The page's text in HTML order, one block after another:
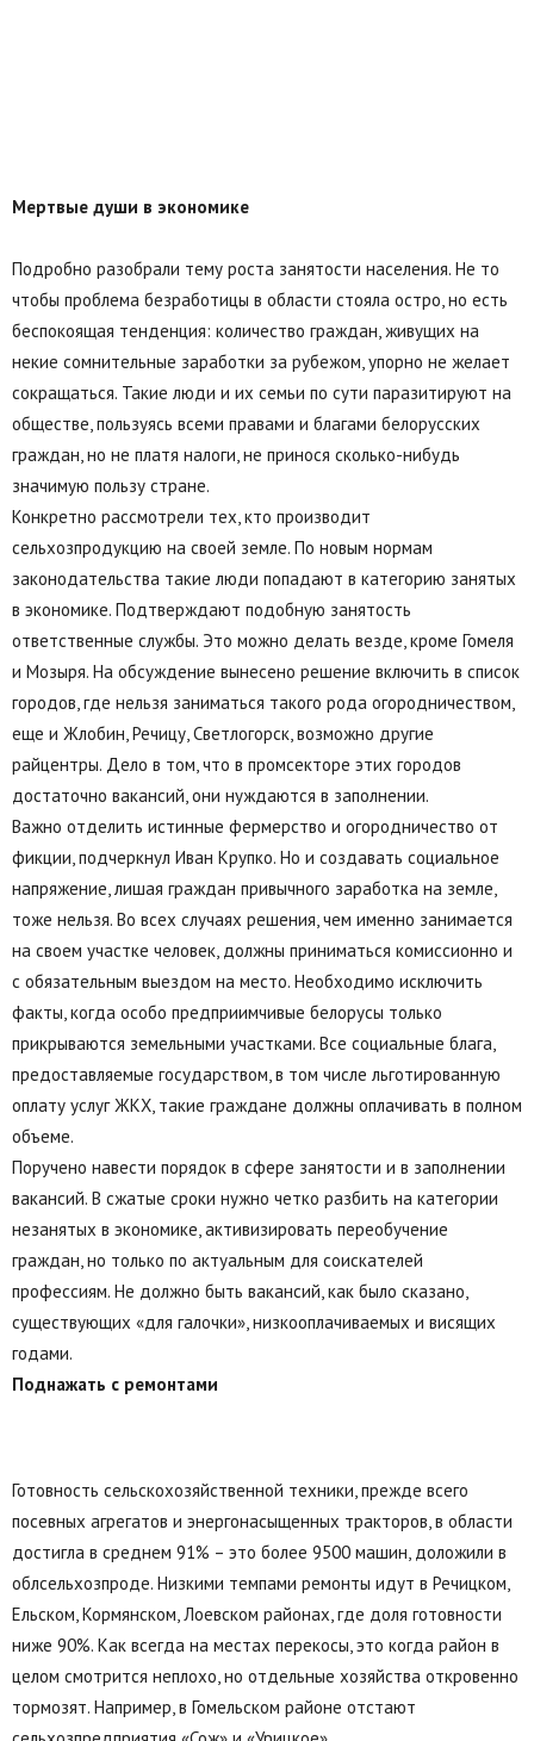
Мертвые души в экономике
Подробно разобрали тему роста занятости населения. Не то
чтобы проблема безработицы в области стояла остро, но есть
беспокоящая тенденция: количество граждан, живущих на
некие сомнительные заработки за рубежом, упорно не желает
сокращаться. Такие люди и их семьи по сути паразитируют на
обществе, пользуясь всеми правами и благами белорусских
граждан, но не платя налоги, не принося сколько-нибудь
значимую пользу стране.
Конкретно рассмотрели тех, кто производит
сельхозпродукцию на своей земле. По новым нормам
законодательства такие люди попадают в категорию занятых
в экономике. Подтверждают подобную занятость
ответственные службы. Это можно делать везде, кроме Гомеля
и Мозыря. На обсуждение вынесено решение включить в список
городов, где нельзя заниматься такого рода огородничеством,
еще и Жлобин, Речицу, Светлогорск, возможно другие
райцентры. Дело в том, что в промсекторе этих городов
достаточно вакансий, они нуждаются в заполнении.
Важно отделить истинные фермерство и огородничество от
фикции, подчеркнул Иван Крупко. Но и создавать социальное
напряжение, лишая граждан привычного заработка на земле,
тоже нельзя. Во всех случаях решения, чем именно занимается
на своем участке человек, должны приниматься комиссионно и
с обязательным выездом на место. Необходимо исключить
факты, когда особо предприимчивые белорусы только
прикрываются земельными участками. Все социальные блага,
предоставляемые государством, в том числе льготированную
оплату услуг ЖКХ, такие граждане должны оплачивать в полном
объеме.
Поручено навести порядок в сфере занятости и в заполнении
вакансий. В сжатые сроки нужно четко разбить на категории
незанятых в экономике, активизировать переобучение
граждан, но только по актуальным для соискателей
профессиям. Не должно быть вакансий, как было сказано,
существующих «для галочки», низкооплачиваемых и висящих
годами.
Поднажать с ремонтами
Готовность сельскохозяйственной техники, прежде всего
посевных агрегатов и энергонасыщенных тракторов, в области
достигла в среднем 91% – это более 9500 машин, доложили в
облсельхозпроде. Низкими темпами ремонты идут в Речицком,
Ельском, Кормянском, Лоевском районах, где доля готовности
ниже 90%. Как всегда на местах перекосы, это когда район в
целом смотрится неплохо, но отдельные хозяйства откровенно
тормозят. Например, в Гомельском районе отстают